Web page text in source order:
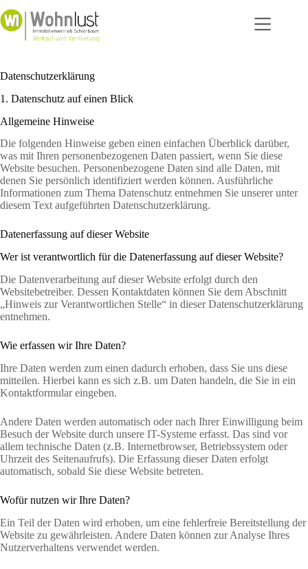
Inhalt
springen
Datenschutzerklärung
1. Datenschutz auf einen Blick
Allgemeine Hinweise
Die folgenden Hinweise geben einen einfachen Überblick darüber,
was mit Ihren personenbezogenen Daten passiert, wenn Sie diese
Website besuchen. Personenbezogene Daten sind alle Daten, mit
denen Sie persönlich identifiziert werden können. Ausführliche
Informationen zum Thema Datenschutz entnehmen Sie unserer unter
diesem Text aufgeführten Datenschutzerklärung.
Datenerfassung auf dieser Website
Wer ist verantwortlich für die Datenerfassung auf dieser Website?
Die Datenverarbeitung auf dieser Website erfolgt durch den
Websitebetreiber. Dessen Kontaktdaten können Sie dem Abschnitt
„Hinweis zur Verantwortlichen Stelle“ in dieser Datenschutzerklärung
entnehmen.
Wie erfassen wir Ihre Daten?
Ihre Daten werden zum einen dadurch erhoben, dass Sie uns diese
mitteilen. Hierbei kann es sich z.B. um Daten handeln, die Sie in ein
Kontaktformular eingeben.
Andere Daten werden automatisch oder nach Ihrer Einwilligung beim
Besuch der Website durch unsere IT-Systeme erfasst. Das sind vor
allem technische Daten (z.B. Internetbrowser, Betriebssystem oder
Uhrzeit des Seitenaufrufs). Die Erfassung dieser Daten erfolgt
automatisch, sobald Sie diese Website betreten.
Wofür nutzen wir Ihre Daten?
Ein Teil der Daten wird erhoben, um eine fehlerfreie Bereitstellung der
Website zu gewährleisten. Andere Daten können zur Analyse Ihres
Nutzerverhaltens verwendet werden.